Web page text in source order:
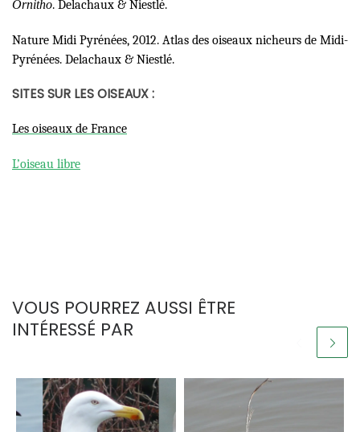
Ornitho. Delachaux & Niestlé.
Nature Midi Pyrénées, 2012. Atlas des oiseaux nicheurs de Midi-
Pyrénées. Delachaux & Niestlé.
SITES SUR LES OISEAUX :
Les oiseaux de France
L’oiseau libre
VOUS POURREZ AUSSI ÊTRE
INTÉRESSÉ PAR